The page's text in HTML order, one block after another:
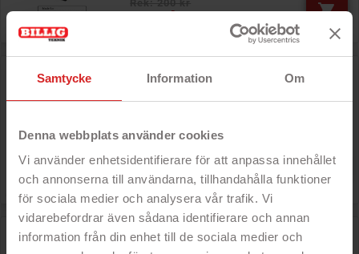
Samtycke Information Om
Denna webbplats använder cookies
Vi använder enhetsidentifierare för att anpassa innehållet
och annonserna till användarna, tillhandahålla funktioner
för sociala medier och analysera vår trafik. Vi
vidarebefordrar även sådana identifierare och annan
information från din enhet till de sociala medier och
159 kr
Pris 
- USB-C till Lightning kabel
- 1 meter lång
Rek: 150 kr
109 kr
Pris 
Cablexpert flätad lightningkabel till iPhone & iPad 1.8
meter